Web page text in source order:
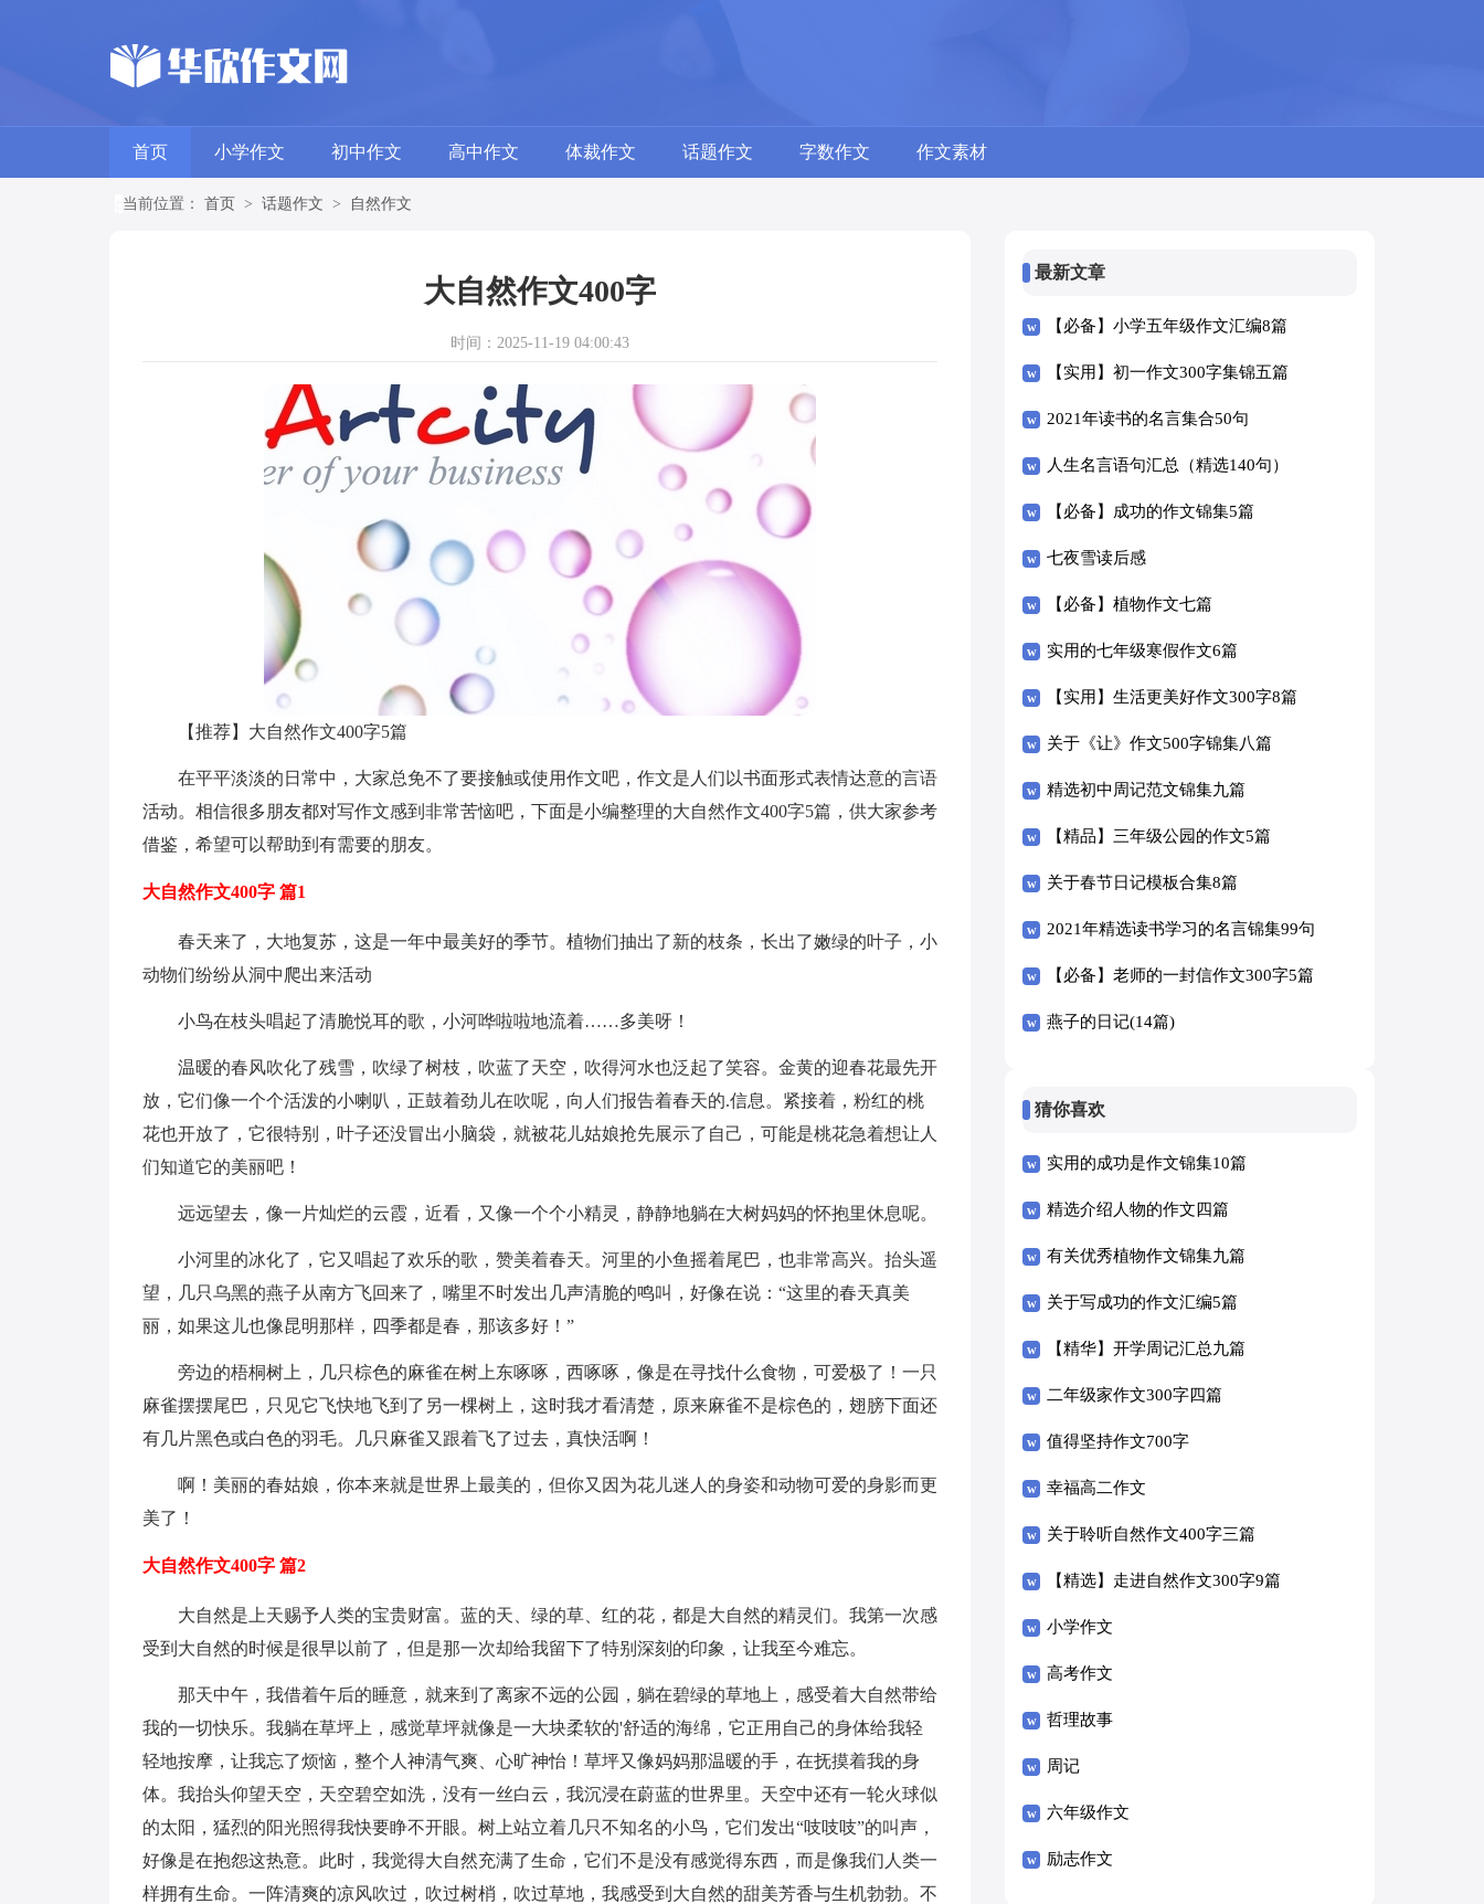
首页 小学作文 初中作文 高中作文 体裁作文 话题作文 字数作文 作文素材
当前位置： 首页 > 话题作文 > 自然作文
大自然作文400字
时间：2025-11-19 04:00:43
【推荐】大自然作文400字5篇
在平平淡淡的日常中，大家总免不了要接触或使用作文吧，作文是人们以书面形式表情达意的言语
活动。相信很多朋友都对写作文感到非常苦恼吧，下面是小编整理的大自然作文400字5篇，供大家参考
借鉴，希望可以帮助到有需要的朋友。
大自然作文400字 篇1
春天来了，大地复苏，这是一年中最美好的季节。植物们抽出了新的枝条，长出了嫩绿的叶子，小
动物们纷纷从洞中爬出来活动
小鸟在枝头唱起了清脆悦耳的歌，小河哗啦啦地流着……多美呀！
温暖的春风吹化了残雪，吹绿了树枝，吹蓝了天空，吹得河水也泛起了笑容。金黄的迎春花最先开
放，它们像一个个活泼的小喇叭，正鼓着劲儿在吹呢，向人们报告着春天的.信息。紧接着，粉红的桃
花也开放了，它很特别，叶子还没冒出小脑袋，就被花儿姑娘抢先展示了自己，可能是桃花急着想让人
们知道它的美丽吧！
远远望去，像一片灿烂的云霞，近看，又像一个个小精灵，静静地躺在大树妈妈的怀抱里休息呢。
小河里的冰化了，它又唱起了欢乐的歌，赞美着春天。河里的小鱼摇着尾巴，也非常高兴。抬头遥
望，几只乌黑的燕子从南方飞回来了，嘴里不时发出几声清脆的鸣叫，好像在说：“这里的春天真美
丽，如果这儿也像昆明那样，四季都是春，那该多好！”
旁边的梧桐树上，几只棕色的麻雀在树上东啄啄，西啄啄，像是在寻找什么食物，可爱极了！一只
麻雀摆摆尾巴，只见它飞快地飞到了另一棵树上，这时我才看清楚，原来麻雀不是棕色的，翅膀下面还
有几片黑色或白色的羽毛。几只麻雀又跟着飞了过去，真快活啊！
啊！美丽的春姑娘，你本来就是世界上最美的，但你又因为花儿迷人的身姿和动物可爱的身影而更
美了！
大自然作文400字 篇2
大自然是上天赐予人类的宝贵财富。蓝的天、绿的草、红的花，都是大自然的精灵们。我第一次感
受到大自然的时候是很早以前了，但是那一次却给我留下了特别深刻的印象，让我至今难忘。
那天中午，我借着午后的睡意，就来到了离家不远的公园，躺在碧绿的草地上，感受着大自然带给
我的一切快乐。我躺在草坪上，感觉草坪就像是一大块柔软的'舒适的海绵，它正用自己的身体给我轻
轻地按摩，让我忘了烦恼，整个人神清气爽、心旷神怡！草坪又像妈妈那温暖的手，在抚摸着我的身
体。我抬头仰望天空，天空碧空如洗，没有一丝白云，我沉浸在蔚蓝的世界里。天空中还有一轮火球似
的太阳，猛烈的阳光照得我快要睁不开眼。树上站立着几只不知名的小鸟，它们发出“吱吱吱”的叫声，
好像是在抱怨这热意。此时，我觉得大自然充满了生命，它们不是没有感觉得东西，而是像我们人类一
样拥有生命。一阵清爽的凉风吹过，吹过树梢，吹过草地，我感受到大自然的甜美芳香与生机勃勃。不
最新文章
【必备】小学五年级作文汇编8篇
【实用】初一作文300字集锦五篇
2021年读书的名言集合50句
人生名言语句汇总（精选140句）
【必备】成功的作文锦集5篇
七夜雪读后感
【必备】植物作文七篇
实用的七年级寒假作文6篇
【实用】生活更美好作文300字8篇
关于《让》作文500字锦集八篇
精选初中周记范文锦集九篇
【精品】三年级公园的作文5篇
关于春节日记模板合集8篇
2021年精选读书学习的名言锦集99句
【必备】老师的一封信作文300字5篇
燕子的日记(14篇)
猜你喜欢
实用的成功是作文锦集10篇
精选介绍人物的作文四篇
有关优秀植物作文锦集九篇
关于写成功的作文汇编5篇
【精华】开学周记汇总九篇
二年级家作文300字四篇
值得坚持作文700字
幸福高二作文
关于聆听自然作文400字三篇
【精选】走进自然作文300字9篇
小学作文
高考作文
哲理故事
周记
六年级作文
励志作文